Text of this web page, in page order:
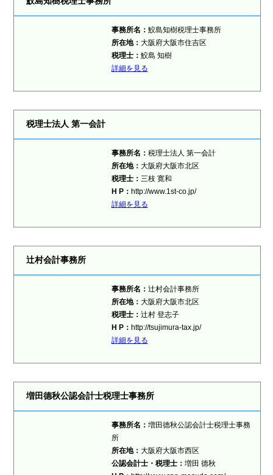
事務所名： 鮫島知樹税理士事務所
所在地： 大阪府大阪市住吉区
税理士： 鮫島 知樹
詳細を見る
税理士法人 第一会計
事務所名： 税理士法人 第一会計
所在地： 大阪府大阪市北区
税理士： 三枝 寛和
H P： http://www.1st-co.jp/
詳細を見る
辻村会計事務所
事務所名： 辻村会計事務所
所在地： 大阪府大阪市北区
税理士： 辻村 登志子
H P： http://tsujimura-tax.jp/
詳細を見る
増田德秋公認会計士税理士事務所
事務所名： 増田德秋公認会計士税理士事務
所
所在地： 大阪府大阪市西区
公認会計士・税理士： 増田 德秋